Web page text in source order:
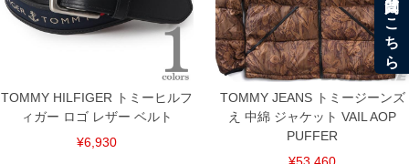
TOMMY HILFIGER トミーヒルフ
ィガー ロゴ レザー ベルト
¥6,930
TOMMY JEANS トミージーンズ
え 中綿 ジャケット VAIL AOP
PUFFER